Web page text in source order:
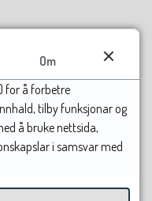
Om
for å forbetre
tilby funksjonar og
å bruke nettsida,
i samsvar med